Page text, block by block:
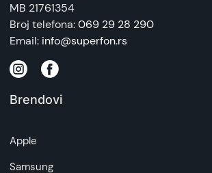
MB 21761354
Broj telefona:069 29 28 290
Email: info@superfon.rs
Brendovi
Apple
Samsung